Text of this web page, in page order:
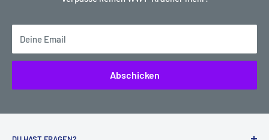
Deine Email
Abschicken